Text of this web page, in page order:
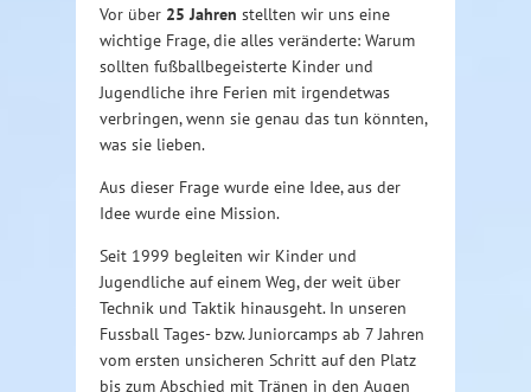
Vor über 25 Jahren stellten wir uns eine
wichtige Frage, die alles veränderte: Warum
sollten fußballbegeisterte Kinder und
Jugendliche ihre Ferien mit irgendetwas
verbringen, wenn sie genau das tun könnten,
was sie lieben.
Aus dieser Frage wurde eine Idee, aus der
Idee wurde eine Mission.
Seit 1999 begleiten wir Kinder und
Jugendliche auf einem Weg, der weit über
Technik und Taktik hinausgeht. In unseren
Fussball Tages- bzw. Juniorcamps ab 7 Jahren
vom ersten unsicheren Schritt auf den Platz
bis zum Abschied mit Tränen in den Augen